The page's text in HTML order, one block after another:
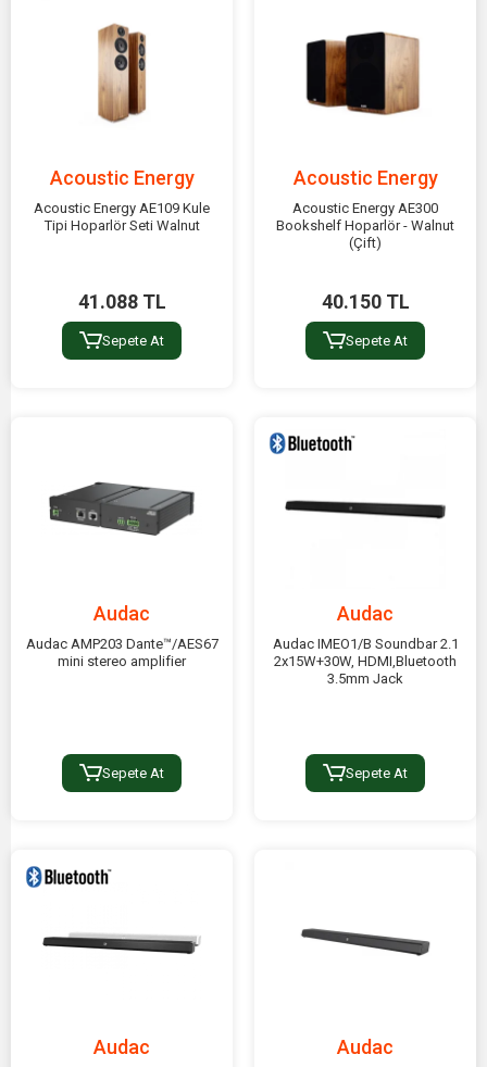
Acoustic Energy
Acoustic Energy AE109 Kule
Tipi Hoparlör Seti Walnut
41.088 TL
Sepete At
Acoustic Energy
Acoustic Energy AE300
Bookshelf Hoparlör - Walnut
(Çift)
40.150 TL
Sepete At
Audac
Audac AMP203 Dante™/AES67
mini stereo amplifier
Sepete At
Audac
Audac IMEO1/B Soundbar 2.1
2x15W+30W, HDMI,Bluetooth
3.5mm Jack
Sepete At
Audac Audac